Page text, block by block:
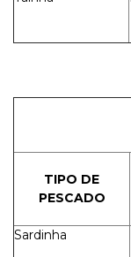
TIPO DE
PESCADO
Sardinha